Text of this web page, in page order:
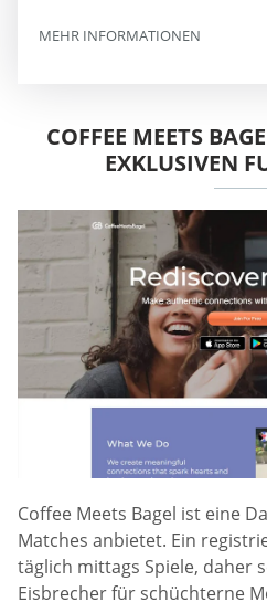
MEHR INFORMATIONEN
COFFEE MEETS
EXKLUSIVEN
Coffee Meets Bagel ist eine
Matches anbietet. Ein
täglich mittags Spiele, daher
Eisbrecher für schüchterne